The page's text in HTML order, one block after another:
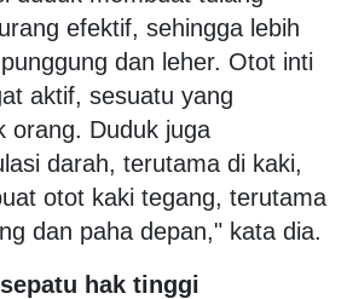
efektif, sehingga lebih
dan leher. Otot inti
aktif, sesuatu yang
orang. Duduk juga
darah, terutama di kaki,
otot kaki tegang, terutama
dan paha depan," kata dia.
hak tinggi